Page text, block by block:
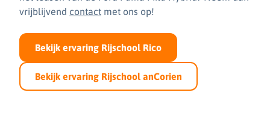
vrijblijvend contact met ons op!
Bekijk ervaring Rijschool Rico
Bekijk ervaring Rijschool anCorien